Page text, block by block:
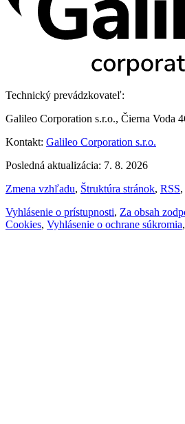
Technický prevádzkovateľ:
Galileo Corporation s.r.o., Čierna Voda
Kontakt: Galileo Corporation s.r.o.
Posledná aktualizácia: 7. 8. 2026
Zmena vzhľadu, Štruktúra stránok, RSS,
Vyhlásenie o prístupnosti, Za obsah
Cookies, Vyhlásenie o ochrane súkromia,